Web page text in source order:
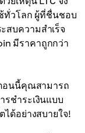
ทั่วโลก ผู้ที่ชื่นชอบ
สบความสำเร็จ
มีราคาถูกกว่า
อนนี้คุณสามารถ
รชำระเงินแบบ
ด้อย่างสบายใจ!